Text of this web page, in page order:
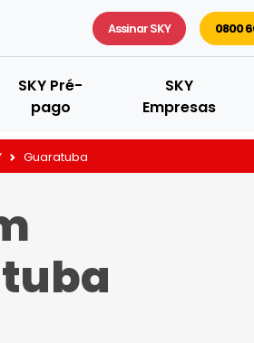
Assinar SKY 0800
SKY Pré-
pago
SKY
Empresas
Guaratuba